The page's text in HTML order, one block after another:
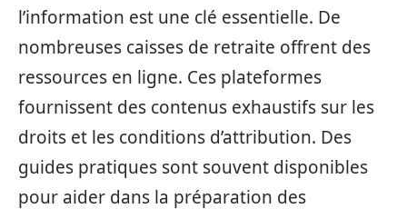
l’information est une clé essentielle. De
nombreuses caisses de retraite offrent des
ressources en ligne. Ces plateformes
fournissent des contenus exhaustifs sur les
droits et les conditions d’attribution. Des
guides pratiques sont souvent disponibles
pour aider dans la préparation des